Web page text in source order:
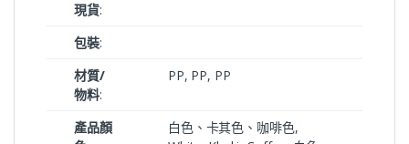
現貨:
包裝:
材質/
物料:
PP, PP, PP
產品顏
白色、卡其色、咖啡色,